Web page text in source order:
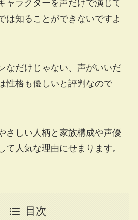
ャラクターを声だけで演じて
は知ることができないですよ
なだけじゃない、声がいいだ
性格も優しいと評判なので
さしい人柄と家族構成や声優
て人気な理由にせまります。
目次